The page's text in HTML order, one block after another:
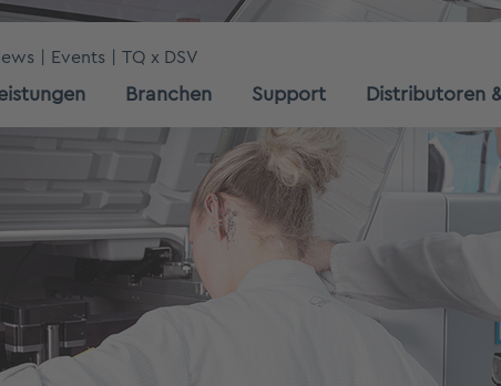
Events TQ x DSV
Branchen Support Distributoren